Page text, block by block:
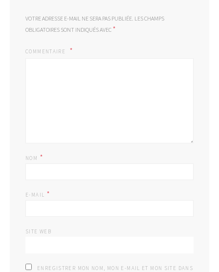
VOTRE ADRESSE E-MAIL NE SERA PAS PUBLIÉE. LES CHAMPS
OBLIGATOIRES SONT INDIQUÉS AVEC *
COMMENTAIRE
NOM *
E-MAIL *
SITE WEB
ENREGISTRER MON NOM, MON E-MAIL ET MON SITE DANS